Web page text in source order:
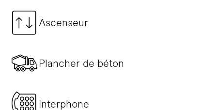
Ascenseur
Plancher de béton
Interphone